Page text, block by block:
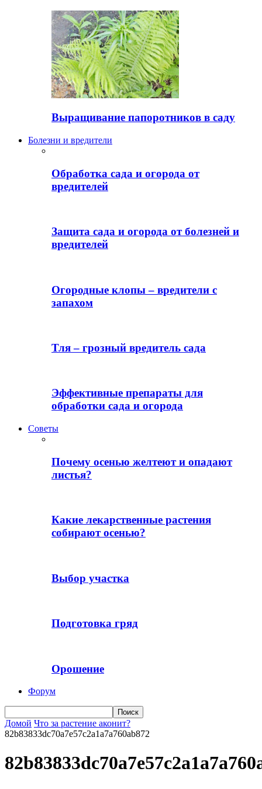
Выращивание папоротников в саду
Болезни и вредители
Обработка сада и огорода от
вредителей
Защита сада и огорода от болезней и
вредителей
Огородные клопы – вредители с
запахом
Тля – грозный вредитель сада
Эффективные препараты для
обработки сада и огорода
Советы
Почему осенью желтеют и опадают
листья?
Какие лекарственные растения
собирают осенью?
Выбор участка
Подготовка гряд
Орошение
Форум
Домой Что за растение аконит?
82b83833dc70a7e57c2a1a7a760ab872